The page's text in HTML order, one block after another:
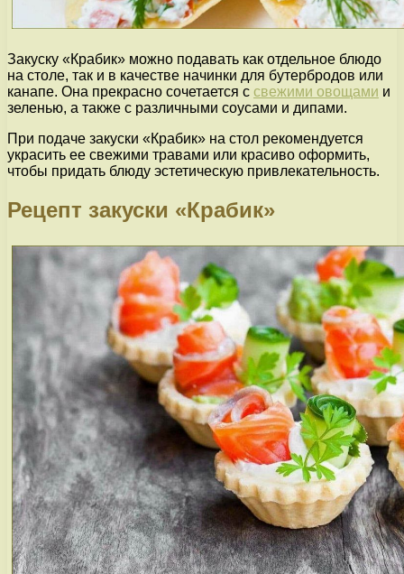
Закуску «Крабик» можно подавать как отдельное блюдо
на столе, так и в качестве начинки для бутербродов или
канапе. Она прекрасно сочетается с свежими овощами и
зеленью, а также с различными соусами и дипами.
При подаче закуски «Крабик» на стол рекомендуется
украсить ее свежими травами или красиво оформить,
чтобы придать блюду эстетическую привлекательность.
Рецепт закуски «Крабик»